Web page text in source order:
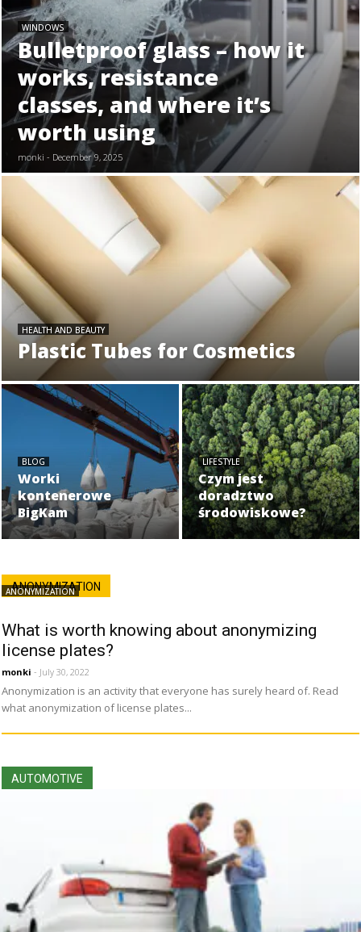
WINDOWS
Bulletproof glass – how it
works, resistance
classes, and where it’s
worth using
monki - December 9, 2025
HEALTH AND BEAUTY
Plastic Tubes for Cosmetics
BLOG
Worki
kontenerowe
BigKam
LIFESTYLE
Czym jest
doradztwo
środowiskowe?
ANONYMIZATION
ANONYMIZATION
What is worth knowing about anonymizing
license plates?
monki - July 30, 2022
Anonymization is an activity that everyone has surely heard of. Read
what anonymization of license plates...
AUTOMOTIVE